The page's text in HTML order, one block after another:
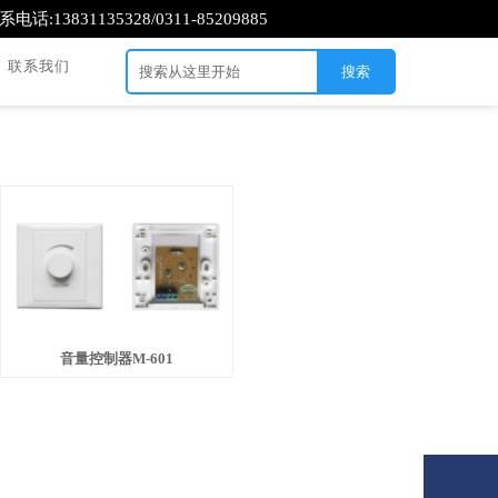
电话:13831135328/0311-85209885
联系我们 搜索
音量控制器M-601